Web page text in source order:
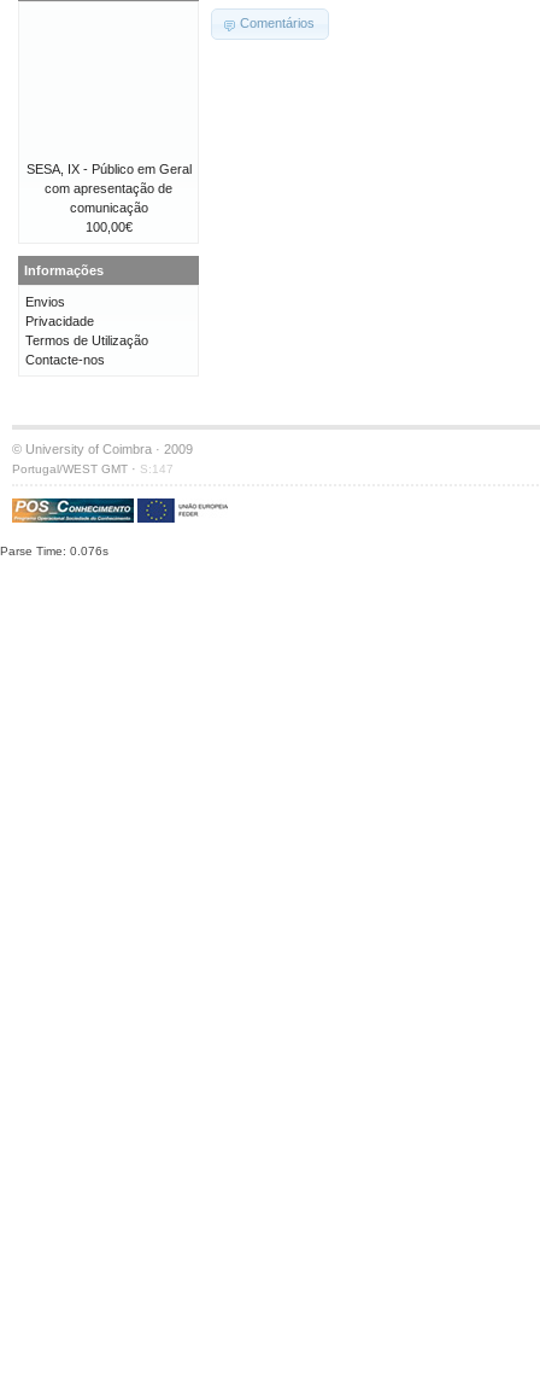
Comentários
SESA, IX - Público em Geral
com apresentação de
comunicação
100,00€
Informações
Envios
Privacidade
Termos de Utilização
Contacte-nos
© University of Coimbra · 2009
Portugal/WEST GMT · S:147
Parse Time: 0.076s